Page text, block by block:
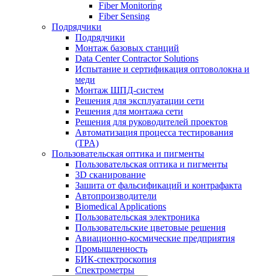
Fiber Monitoring
Fiber Sensing
Подрядчики
Подрядчики
Монтаж базовых станций
Data Center Contractor Solutions
Испытание и сертификация оптоволокна и
меди
Монтаж ШПД-систем
Решения для эксплуатации сети
Решения для монтажа сети
Решения для руководителей проектов
Автоматизация процесса тестирования
(TPA)
Пользовательская оптика и пигменты
Пользовательская оптика и пигменты
3D сканирование
Зашита от фальсификаций и контрафакта
Автопроизводители
Biomedical Applications
Пользовательская электроника
Пользовательские цветовые решения
Авиационно-космические предприятия
Промышленность
БИК-спектроскопия
Спектрометры